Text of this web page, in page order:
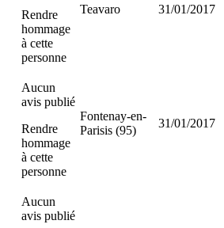
Rendre
hommage
à cette
personne
Teavaro 31/01/2017
Aucun
avis publié
Rendre
hommage
à cette
personne
Fontenay-en-
Parisis (95)
31/01/2017
Aucun
avis publié